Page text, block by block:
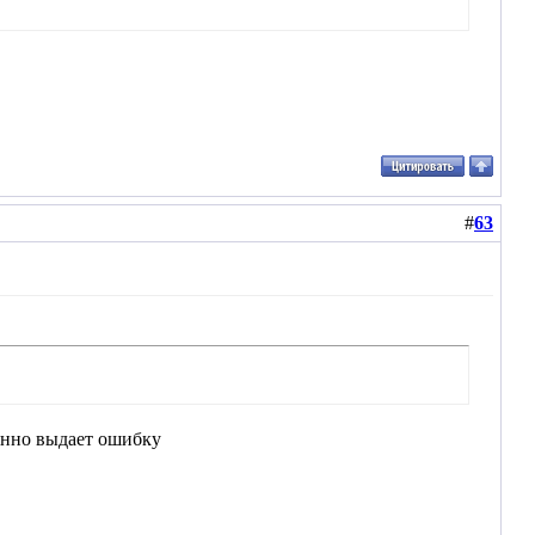
#63
выдает ошибку